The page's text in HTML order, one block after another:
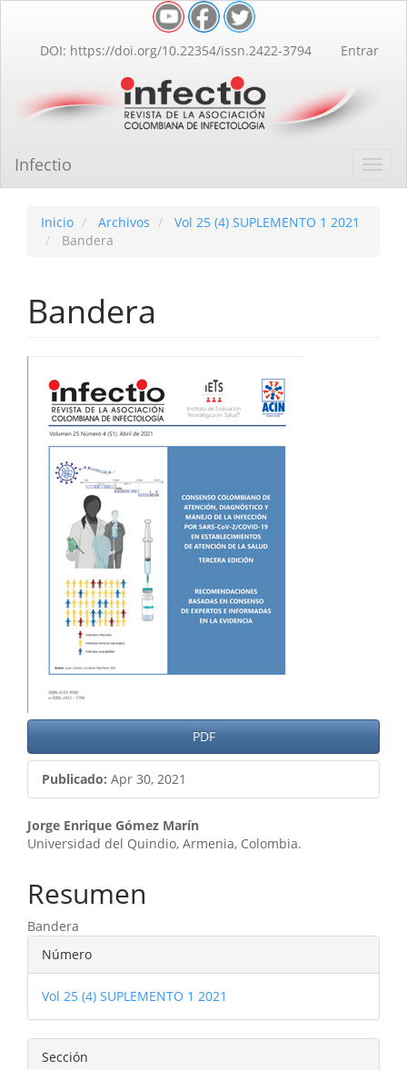
Contenido
principal
lateral
DOI: https://doi.org/10.22354/issn.2422-3794 Entrar
Infectio
Inicio Archivos
Vol 25 (4) SUPLEMENTO 1 2021
Bandera
Bandera
Barra
lateral
del
artículo
PDF
Publicado: Apr 30, 2021
Contenido
principal
del
artículo
Jorge Enrique Gómez Marín
Universidad del Quindio, Armenia, Colombia.
Resumen
Bandera
Detalles
del
artículo
Número
Vol 25 (4) SUPLEMENTO 1 2021
Sección